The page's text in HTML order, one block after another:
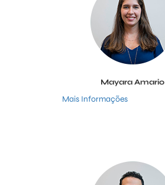
Mayara Amario
Mais Informações